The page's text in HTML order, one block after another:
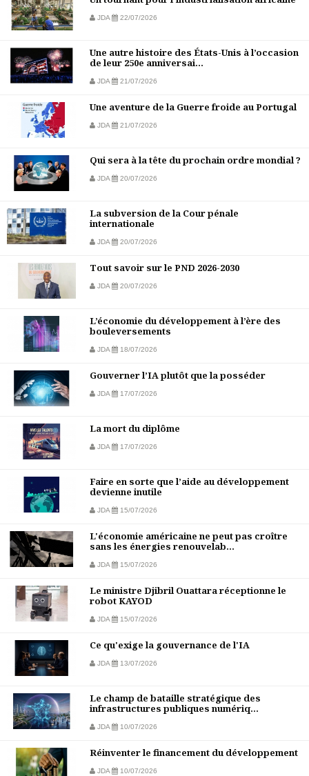
JDA 22/07/2026
Une autre histoire des États-Unis à l’occasion
de leur 250e anniversai...
JDA 21/07/2026
Une aventure de la Guerre froide au Portugal
JDA 21/07/2026
Qui sera à la tête du prochain ordre mondial ?
JDA 20/07/2026
La subversion de la Cour pénale
internationale
JDA 20/07/2026
Tout savoir sur le PND 2026-2030
JDA 20/07/2026
L’économie du développement à l’ère des
bouleversements
JDA 18/07/2026
Gouverner l’IA plutôt que la posséder
JDA 17/07/2026
La mort du diplôme
JDA 17/07/2026
Faire en sorte que l’aide au développement
devienne inutile
JDA 15/07/2026
L'économie américaine ne peut pas croître
sans les énergies renouvelab...
JDA 15/07/2026
Le ministre Djibril Ouattara réceptionne le
robot KAYOD
JDA 15/07/2026
Ce qu'exige la gouvernance de l'IA
JDA 13/07/2026
Le champ de bataille stratégique des
infrastructures publiques numériq...
JDA 10/07/2026
Réinventer le financement du développement
JDA 10/07/2026